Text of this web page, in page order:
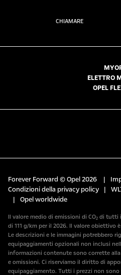
CHIAMARE
ELETTRO
OPEL
Forever Forward © Opel 2026 |
Condizioni della privacy policy
|
|
Opel worldwide
Il valore medio di emissioni di CO₂ di
di 111 g/km per il 2026. Il valore obiettivo
Le descrizioni e le immagini potrebbero
equipaggiamenti opzionali non inclusi
informazioni contenute sono corrette
e omissioni. Ci riserviamo il diritto di
equipaggiamento. Tutti i prezzi non